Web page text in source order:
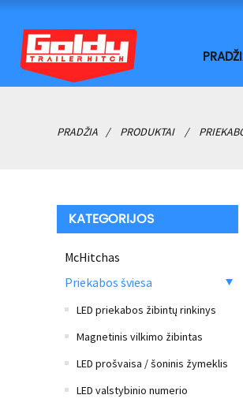
PRADŽIA PRODUKTAI
KATEGORIJOS
McHitchas
Priekabos šviesa
LED priekabos žibintų rinkinys
Magnetinis vilkimo žibintas
LED prošvaisa / šoninis žymeklis
LED valstybinio numerio